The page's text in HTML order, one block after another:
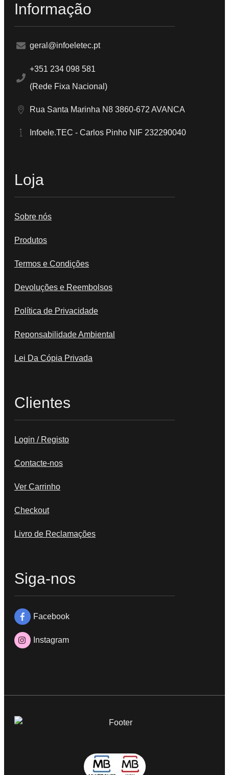
Informação
geral@infoeletec.pt
+351 234 098 581
(Rede Fixa Nacional)
Rua Santa Marinha N8 3860-672 AVANCA
Infoele.TEC - Carlos Pinho NIF 232290040
Loja
Sobre nós
Produtos
Termos e Condições
Devoluções e Reembolsos
Política de Privacidade
Reponsabilidade Ambiental
Lei Da Cópia Privada
Clientes
Login / Registo
Contacte-nos
Ver Carrinho
Checkout
Livro de Reclamações
Siga-nos
Facebook
Instagram